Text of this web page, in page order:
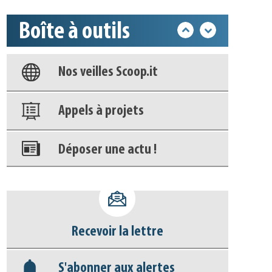
Boîte à outils
Base documentaire
Nos veilles Scoop.it
Appels à projets
Déposer une actu !
déconnecter)
Base documentaire
Nos veilles Scoop.it
Recevoir la lettre